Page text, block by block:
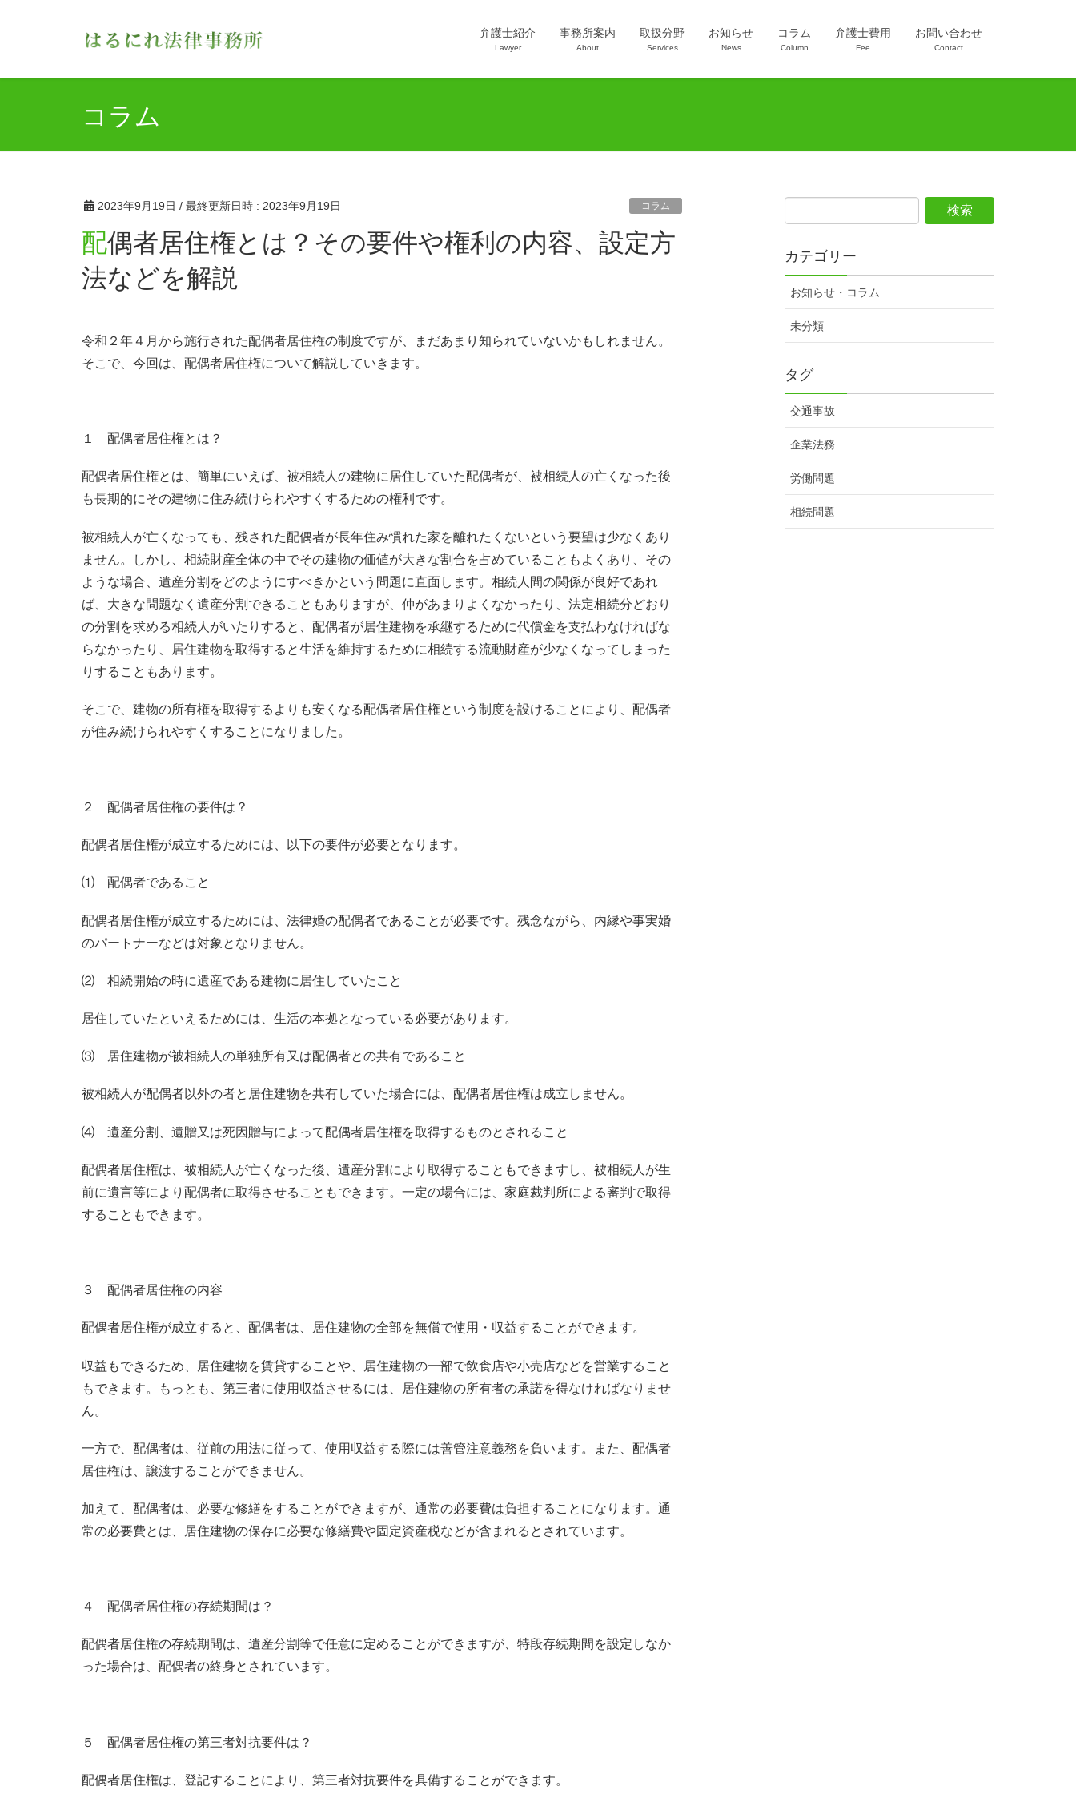
弁護士紹介
Lawyer
事務所案内
About
取扱分野
Services
お知らせ
News
コラム
Column
弁護士費用
Fee
お問い合わせ
Contact
コラム
2023年9月19日 / 最終更新日時 : 2023年9月19日 コラム
配偶者居住権とは？その要件や権利の内容、設定方
法などを解説
令和２年４月から施行された配偶者居住権の制度ですが、まだあまり知られていないかもしれません。
そこで、今回は、配偶者居住権について解説していきます。
１ 配偶者居住権とは？
配偶者居住権とは、簡単にいえば、被相続人の建物に居住していた配偶者が、被相続人の亡くなった後
も長期的にその建物に住み続けられやすくするための権利です。
被相続人が亡くなっても、残された配偶者が長年住み慣れた家を離れたくないという要望は少なくあり
ません。しかし、相続財産全体の中でその建物の価値が大きな割合を占めていることもよくあり、その
ような場合、遺産分割をどのようにすべきかという問題に直面します。相続人間の関係が良好であれ
ば、大きな問題なく遺産分割できることもありますが、仲があまりよくなかったり、法定相続分どおり
の分割を求める相続人がいたりすると、配偶者が居住建物を承継するために代償金を支払わなければな
らなかったり、居住建物を取得すると生活を維持するために相続する流動財産が少なくなってしまった
りすることもあります。
そこで、建物の所有権を取得するよりも安くなる配偶者居住権という制度を設けることにより、配偶者
が住み続けられやすくすることになりました。
２ 配偶者居住権の要件は？
配偶者居住権が成立するためには、以下の要件が必要となります。
⑴ 配偶者であること
配偶者居住権が成立するためには、法律婚の配偶者であることが必要です。残念ながら、内縁や事実婚
のパートナーなどは対象となりません。
⑵ 相続開始の時に遺産である建物に居住していたこと
居住していたといえるためには、生活の本拠となっている必要があります。
⑶ 居住建物が被相続人の単独所有又は配偶者との共有であること
被相続人が配偶者以外の者と居住建物を共有していた場合には、配偶者居住権は成立しません。
⑷ 遺産分割、遺贈又は死因贈与によって配偶者居住権を取得するものとされること
配偶者居住権は、被相続人が亡くなった後、遺産分割により取得することもできますし、被相続人が生
前に遺言等により配偶者に取得させることもできます。一定の場合には、家庭裁判所による審判で取得
することもできます。
３ 配偶者居住権の内容
配偶者居住権が成立すると、配偶者は、居住建物の全部を無償で使用・収益することができます。
収益もできるため、居住建物を賃貸することや、居住建物の一部で飲食店や小売店などを営業すること
もできます。もっとも、第三者に使用収益させるには、居住建物の所有者の承諾を得なければなりませ
ん。
一方で、配偶者は、従前の用法に従って、使用収益する際には善管注意義務を負います。また、配偶者
居住権は、譲渡することができません。
加えて、配偶者は、必要な修繕をすることができますが、通常の必要費は負担することになります。通
常の必要費とは、居住建物の保存に必要な修繕費や固定資産税などが含まれるとされています。
４ 配偶者居住権の存続期間は？
配偶者居住権の存続期間は、遺産分割等で任意に定めることができますが、特段存続期間を設定しなか
った場合は、配偶者の終身とされています。
５ 配偶者居住権の第三者対抗要件は？
配偶者居住権は、登記することにより、第三者対抗要件を具備することができます。
カテゴリー
お知らせ・コラム
未分類
タグ
交通事故
企業法務
労働問題
相続問題